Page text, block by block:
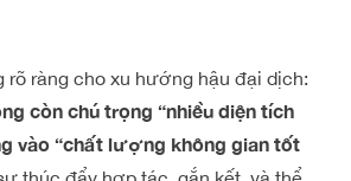
ràng cho xu hướng hậu đại dịch:
còn chú trọng “nhiều diện tích
vào “chất lượng không gian tốt